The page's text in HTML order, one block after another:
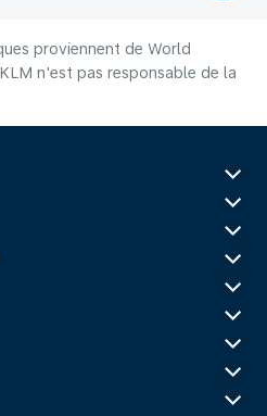
proviennent de World
n'est pas responsable de la